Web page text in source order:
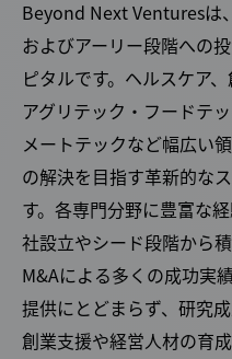
Beyond Next Venturesは
およびアーリー段階への
ピタルです。ヘルスケア
アグリテック・フードテ
メートテックなど幅広い
の解決を目指す革新的な
す。各専門分野に豊富な
社設立やシード段階から
M&Aによる多くの成功実
提供にとどまらず、研究
創業支援や経営人材の育